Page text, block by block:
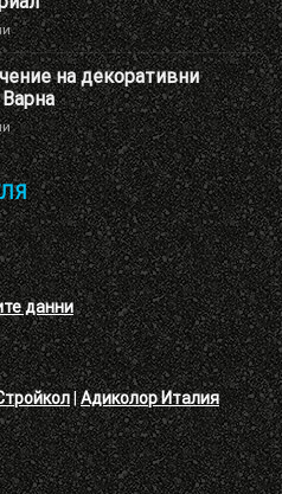
с
имитация
на
перлени
тухлички
за
Нова
декоративна
мазилка
–
кръгове
–
3D
ефект
с
VELE
материал
на декоративни
за
Презентация
и
обучение
на
декоративни
мазилки
Адиколор
Варна
данни
|Адиколор Италия